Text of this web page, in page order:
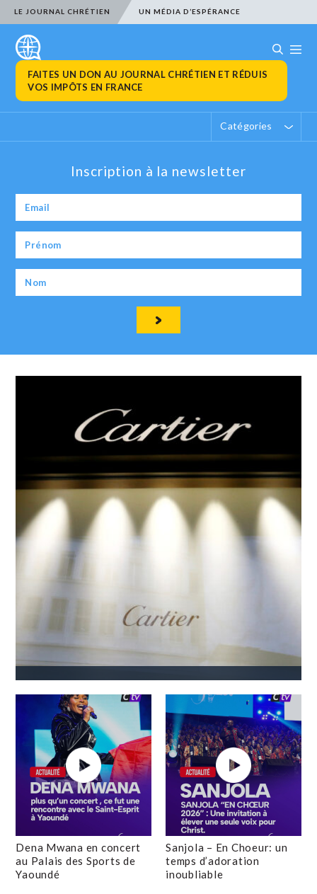
LE JOURNAL CHRÉTIEN UN MÉDIA D’ESPÉRANCE
FAITES UN DON AU JOURNAL CHRÉTIEN ET RÉDUIS
VOS IMPÔTS EN FRANCE
Catégories
Inscription à la newsletter
Dena Mwana en concert
au Palais des Sports de
Yaoundé
Sanjola – En Choeur: un
temps d’adoration
inoubliable